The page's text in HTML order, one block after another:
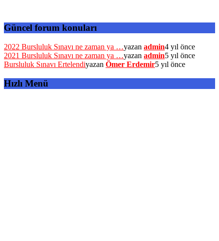
Güncel forum konuları
2022 Bursluluk Sınavı ne zaman ya …yazan admin4 yıl önce
2021 Bursluluk Sınavı ne zaman ya …yazan admin5 yıl önce
Bursluluk Sınavı Ertelendiyazan Ömer Erdemir5 yıl önce
Hızlı Menü